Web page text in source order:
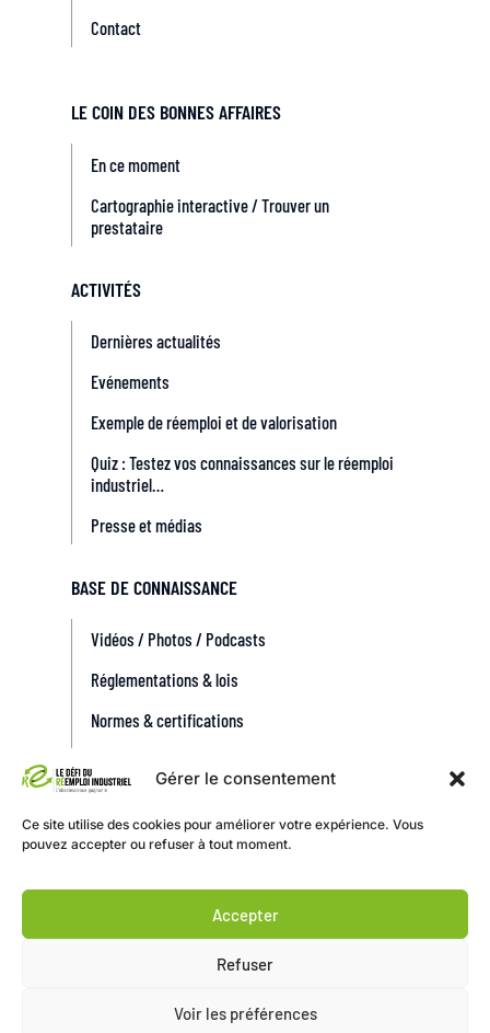
Gérer le consentement
Ce site utilise des cookies pour améliorer votre expérience. Vous
pouvez accepter ou refuser à tout moment.
Accepter
Refuser
Voir les préférences
Contact
LE COIN DES BONNES AFFAIRES
En ce moment
Cartographie interactive / Trouver un
prestataire
ACTIVITÉS
Dernières actualités
Evénements
Exemple de réemploi et de valorisation
Quiz : Testez vos connaissances sur le réemploi
industriel…
Presse et médias
BASE DE CONNAISSANCE
Vidéos / Photos / Podcasts
Réglementations & lois
Normes & certifications
Catégories d’équipements industriels
Droits réservés.Mentions légales &